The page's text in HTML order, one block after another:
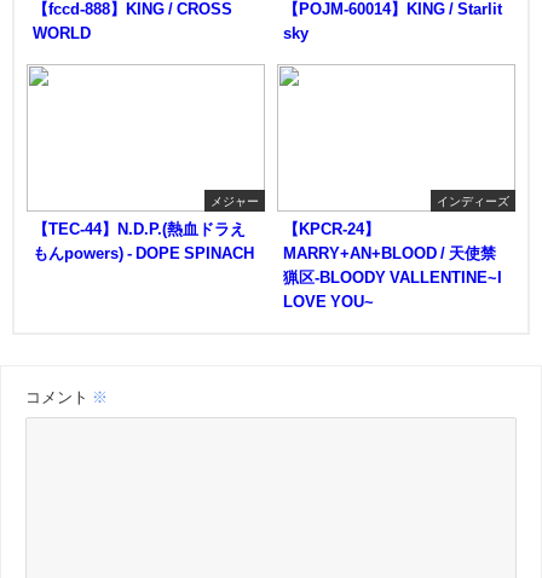
【fccd-888】KING / CROSS
WORLD
【POJM-60014】KING / Starlit
sky
メジャー
【TEC-44】N.D.P.(熱血ドラえ
もんpowers) - DOPE SPINACH
インディーズ
【KPCR-24】
MARRY+AN+BLOOD / 天使禁
猟区-BLOODY VALLENTINE~I
LOVE YOU~
コメント ※